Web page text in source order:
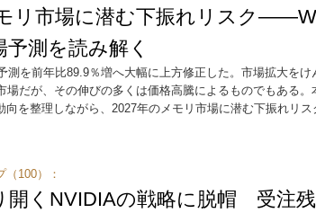
リ市場に潜む下振れリスク
測を読み解く
測を前年比89.9％増へ大幅に上方修正した。市場拡大をけ
場だが、その伸びの多くは価格高騰によるものでもある。
を整理しながら、2027年のメモリ市場に潜む下振れリス
100）：
開くNVIDIAの戦略に脱帽 受注